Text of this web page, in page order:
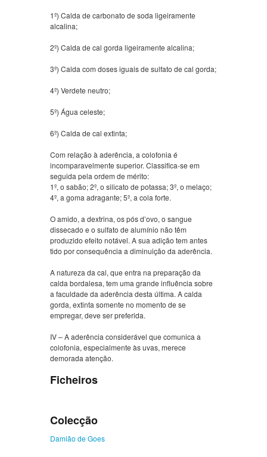
1º) Calda de carbonato de soda ligeiramente
alcalina;
2º) Calda de cal gorda ligeiramente alcalina;
3º) Calda com doses iguais de sulfato de cal gorda;
4º) Verdete neutro;
5º) Água celeste;
6º) Calda de cal extinta;
Com relação à aderência, a colofonia é
incomparavelmente superior. Classifica-se em
seguida pela ordem de mérito:
1º, o sabão; 2º, o silicato de potassa; 3º, o melaço;
4º, a goma adragante; 5º, a cola forte.
O amido, a dextrina, os pós d’ovo, o sangue
dissecado e o sulfato de alumínio não têm
produzido efeito notável. A sua adição tem antes
tido por consequência a diminuição da aderência.
A natureza da cal, que entra na preparação da
calda bordalesa, tem uma grande influência sobre
a faculdade da aderência desta última. A calda
gorda, extinta somente no momento de se
empregar, deve ser preferida.
IV – A aderência considerável que comunica a
colofonia, especialmente às uvas, merece
demorada atenção.
Ficheiros
Colecção
Damião de Goes